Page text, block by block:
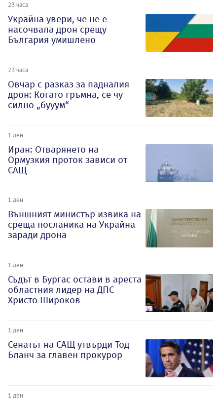
23 часа
Украйна увери, че не е
насочвала дрон срещу
България умишлено
23 часа
Овчар с разказ за падналия
дрон: Когато гръмна, се чу
силно „бууум“
1 ден
Иран: Отварянето на
Ормузкия проток зависи от
САЩ
1 ден
Външният министър извика на
среща посланика на Украйна
заради дрона
1 ден
Съдът в Бургас остави в ареста
областния лидер на ДПС
Христо Широков
1 ден
Сенатът на САЩ утвърди Тод
Бланч за главен прокурор
1 ден